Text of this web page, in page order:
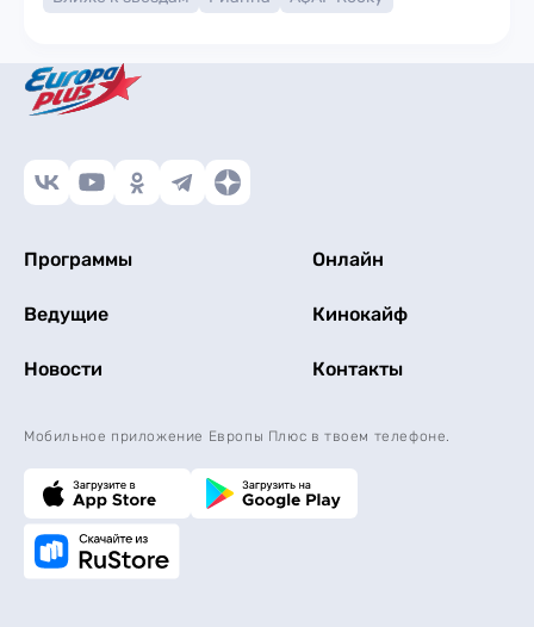
Программы Онлайн
Ведущие Кинокайф
Новости Контакты
Мобильное приложение Европы Плюс в твоем телефоне.